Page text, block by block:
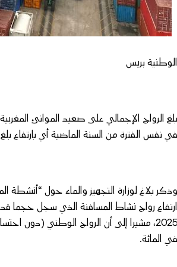
الوطنية بريس
في نفس الفترة من السنة الماضية أي بارتفاع بلغ 14,4 في المائة.
في المائة.